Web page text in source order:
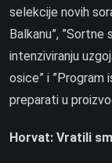
selekcije novih
Balkanu”,
intenziviranju
osice” i ”Program
preparati u
Horvat: Vratili